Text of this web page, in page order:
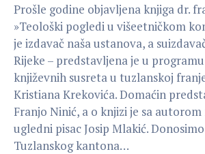
Prošle godine objavljena knjiga dr.
»Teološki pogledi u višeetničkom
je izdavač naša ustanova, a
Rijeke – predstavljena je u programu
književnih susreta u tuzlanskoj
Kristiana Krekovića. Domaćin
Franjo Ninić, a o knjizi je sa
ugledni pisac Josip Mlakić.
Tuzlanskog kantona…